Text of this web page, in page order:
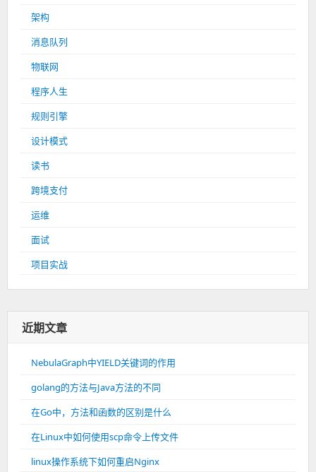
架构
消息队列
物联网
程序人生
规则引擎
设计模式
读书
跨境支付
运维
面试
项目实战
近期文章
NebulaGraph中YIELD关键词的作用
golang的方法与Java方法的不同
在Go中，方法和函数的区别是什么
在Linux中如何使用scp命令上传文件
linux操作系统下如何重启Nginx